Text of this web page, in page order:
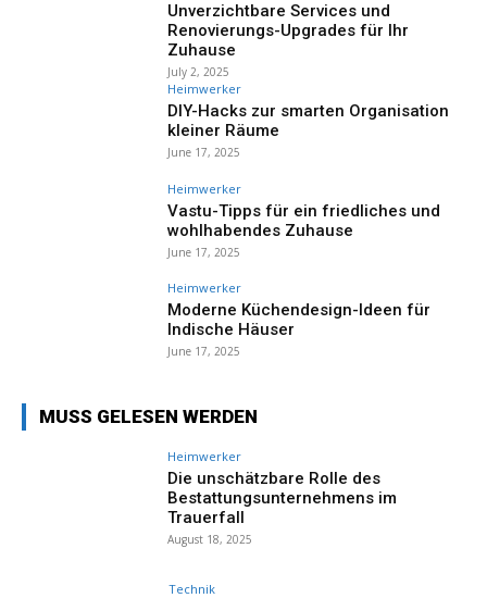
Unverzichtbare Services und
Renovierungs-Upgrades für Ihr
Zuhause
July 2, 2025
Heimwerker
DIY-Hacks zur smarten Organisation
kleiner Räume
June 17, 2025
Heimwerker
Vastu-Tipps für ein friedliches und
wohlhabendes Zuhause
June 17, 2025
Heimwerker
Moderne Küchendesign-Ideen für
Indische Häuser
June 17, 2025
MUSS GELESEN WERDEN
Heimwerker
Die unschätzbare Rolle des
Bestattungsunternehmens im
Trauerfall
August 18, 2025
Technik